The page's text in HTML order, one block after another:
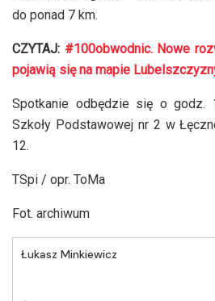
do ponad 7 km.
CZYTAJ: #100obwodnic. Nowe
pojawią się na mapie
Spotkanie odbędzie się o godz.
Szkoły Podstawowej nr 2 w
12.
TSpi / opr. ToMa
Fot. archiwum
Łukasz Minkiewicz